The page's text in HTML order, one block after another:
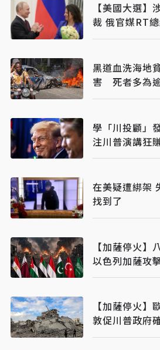
【美國大選】
裁 俄官媒RT
下去
黑道血洗海地
害 死者多為
學「川投顧」
注川普演講狂
在美疑遭綁架
找到了
【加薩停火】
以色列加薩攻
面脫軌
【加薩停火
敦促川普政府